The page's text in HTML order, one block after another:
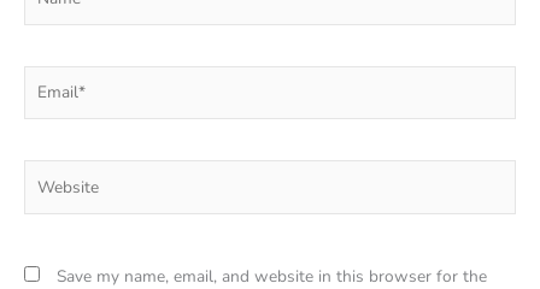
Save my name, email, and website in this browser for the